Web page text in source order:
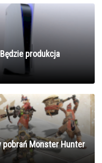
produkcja
Monster Hunter